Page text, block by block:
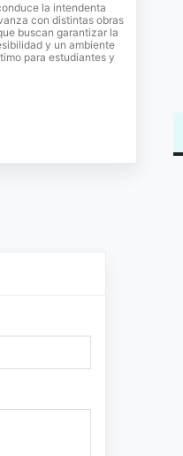
la intendenta
con distintas obras
buscan garantizar la
y un ambiente
para estudiantes y